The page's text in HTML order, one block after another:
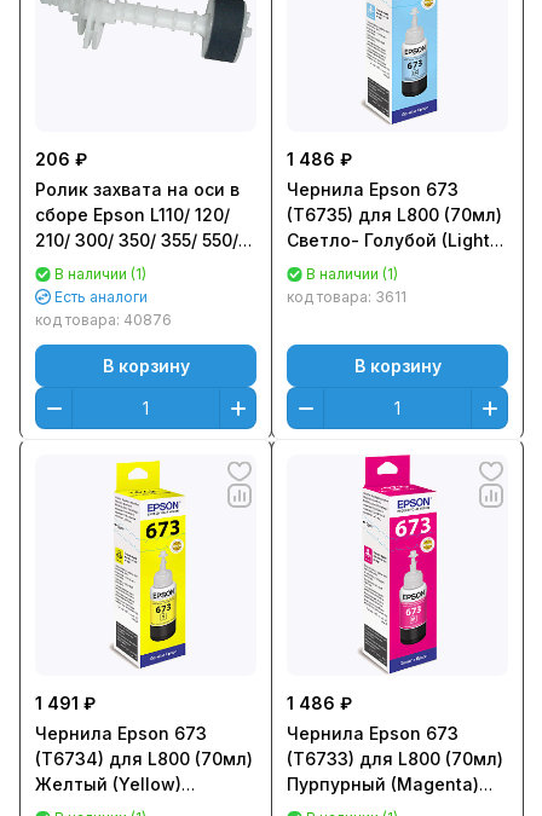
206 ₽
Ролик захвата на оси в
сборе Epson L110/ 120/
210/ 300/ 350/ 355/ 550/
555/ M100/ 105
(1573559/1569314)
В наличии (1)
Есть аналоги
код товара: 40876
В корзину
1 486 ₽
Чернила Epson 673
(T6735) для L800 (70мл)
Светло- Голубой (Light
Cyan) Оригинальный
C13T67354A
В наличии (1)
код товара: 3611
В корзину
1 491 ₽
Чернила Epson 673
(T6734) для L800 (70мл)
Желтый (Yellow)
Оригинальный
1 486 ₽
Чернила Epson 673
(T6733) для L800 (70мл)
Пурпурный (Magenta)
Оригинальный